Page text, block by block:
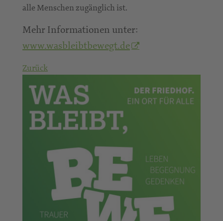
alle Menschen zugänglich ist.
Mehr Informationen unter:
www.wasbleibtbewegt.de
Zurück